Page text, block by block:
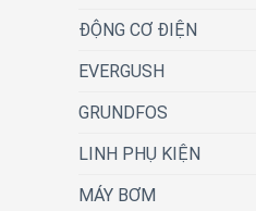
ĐỘNG CƠ ĐIỆN
EVERGUSH
GRUNDFOS
LINH PHỤ KIỆN
MÁY BƠM